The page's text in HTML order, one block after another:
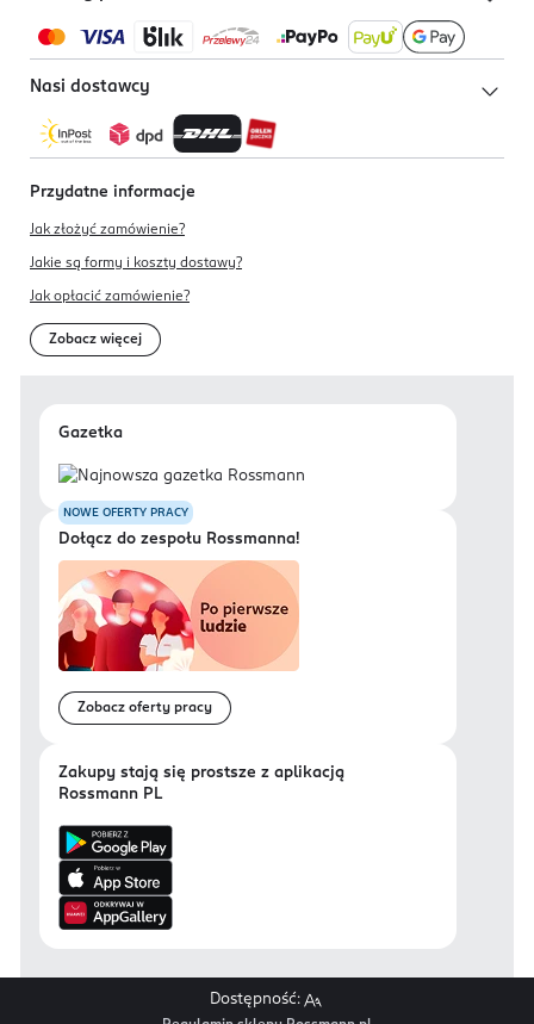
Nasi dostawcy
Przydatne informacje
Jak złożyć zamówienie?
Jakie są formy i koszty dostawy?
Jak opłacić zamówienie?
Zobacz więcej
Gazetka
NOWE OFERTY PRACY
Dołącz do zespołu Rossmanna!
Zobacz oferty pracy
Zakupy stają się prostsze z aplikacją
Rossmann PL
Dostępność: